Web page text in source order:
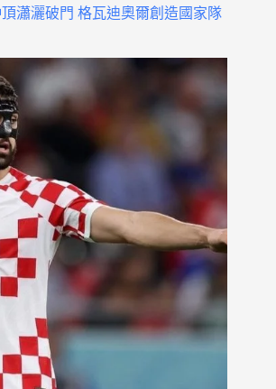
瀟灑破門 格瓦迪奧爾創造國家隊